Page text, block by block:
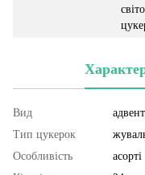
Вид
Тип цукерок
Особливість
асорті